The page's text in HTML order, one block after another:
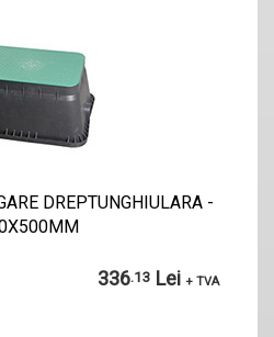
DREPTUNGHIULARA -
336.13 Lei + TVA